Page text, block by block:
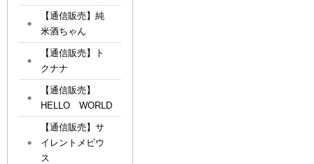
【通信販売】純
米酒ちゃん
【通信販売】ト
クナナ
【通信販売】
HELLO WORLD
【通信販売】サ
イレントメビウ
ス